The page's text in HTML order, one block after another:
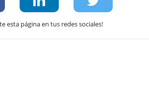
esta página en tus redes sociales!